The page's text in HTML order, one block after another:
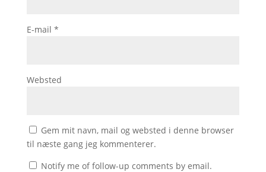
E-mail *
Websted
Gem mit navn, mail og websted i denne browser
til næste gang jeg kommenterer.
Notify me of follow-up comments by email.